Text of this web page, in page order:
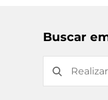
Buscar